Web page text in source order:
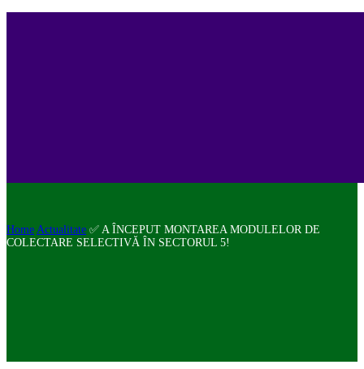
Home Actualitate ✅ A ÎNCEPUT MONTAREA MODULELOR DE
COLECTARE SELECTIVĂ ÎN SECTORUL 5!